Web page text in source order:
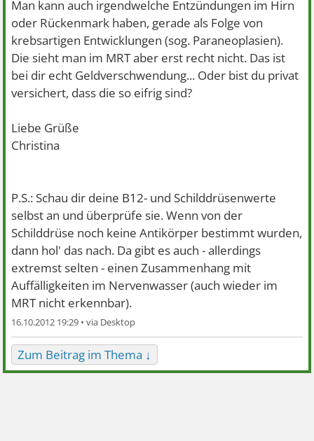
Man kann auch irgendwelche Entzündungen im Hirn
oder Rückenmark haben, gerade als Folge von
krebsartigen Entwicklungen (sog. Paraneoplasien).
Die sieht man im MRT aber erst recht nicht. Das ist
bei dir echt Geldverschwendung... Oder bist du privat
versichert, dass die so eifrig sind?
Liebe Grüße
Christina
P.S.: Schau dir deine B12- und Schilddrüsenwerte
selbst an und überprüfe sie. Wenn von der
Schilddrüse noch keine Antikörper bestimmt wurden,
dann hol' das nach. Da gibt es auch - allerdings
extremst selten - einen Zusammenhang mit
Auffälligkeiten im Nervenwasser (auch wieder im
MRT nicht erkennbar).
16.10.2012 19:29 •
Zum Beitrag im Thema ↓